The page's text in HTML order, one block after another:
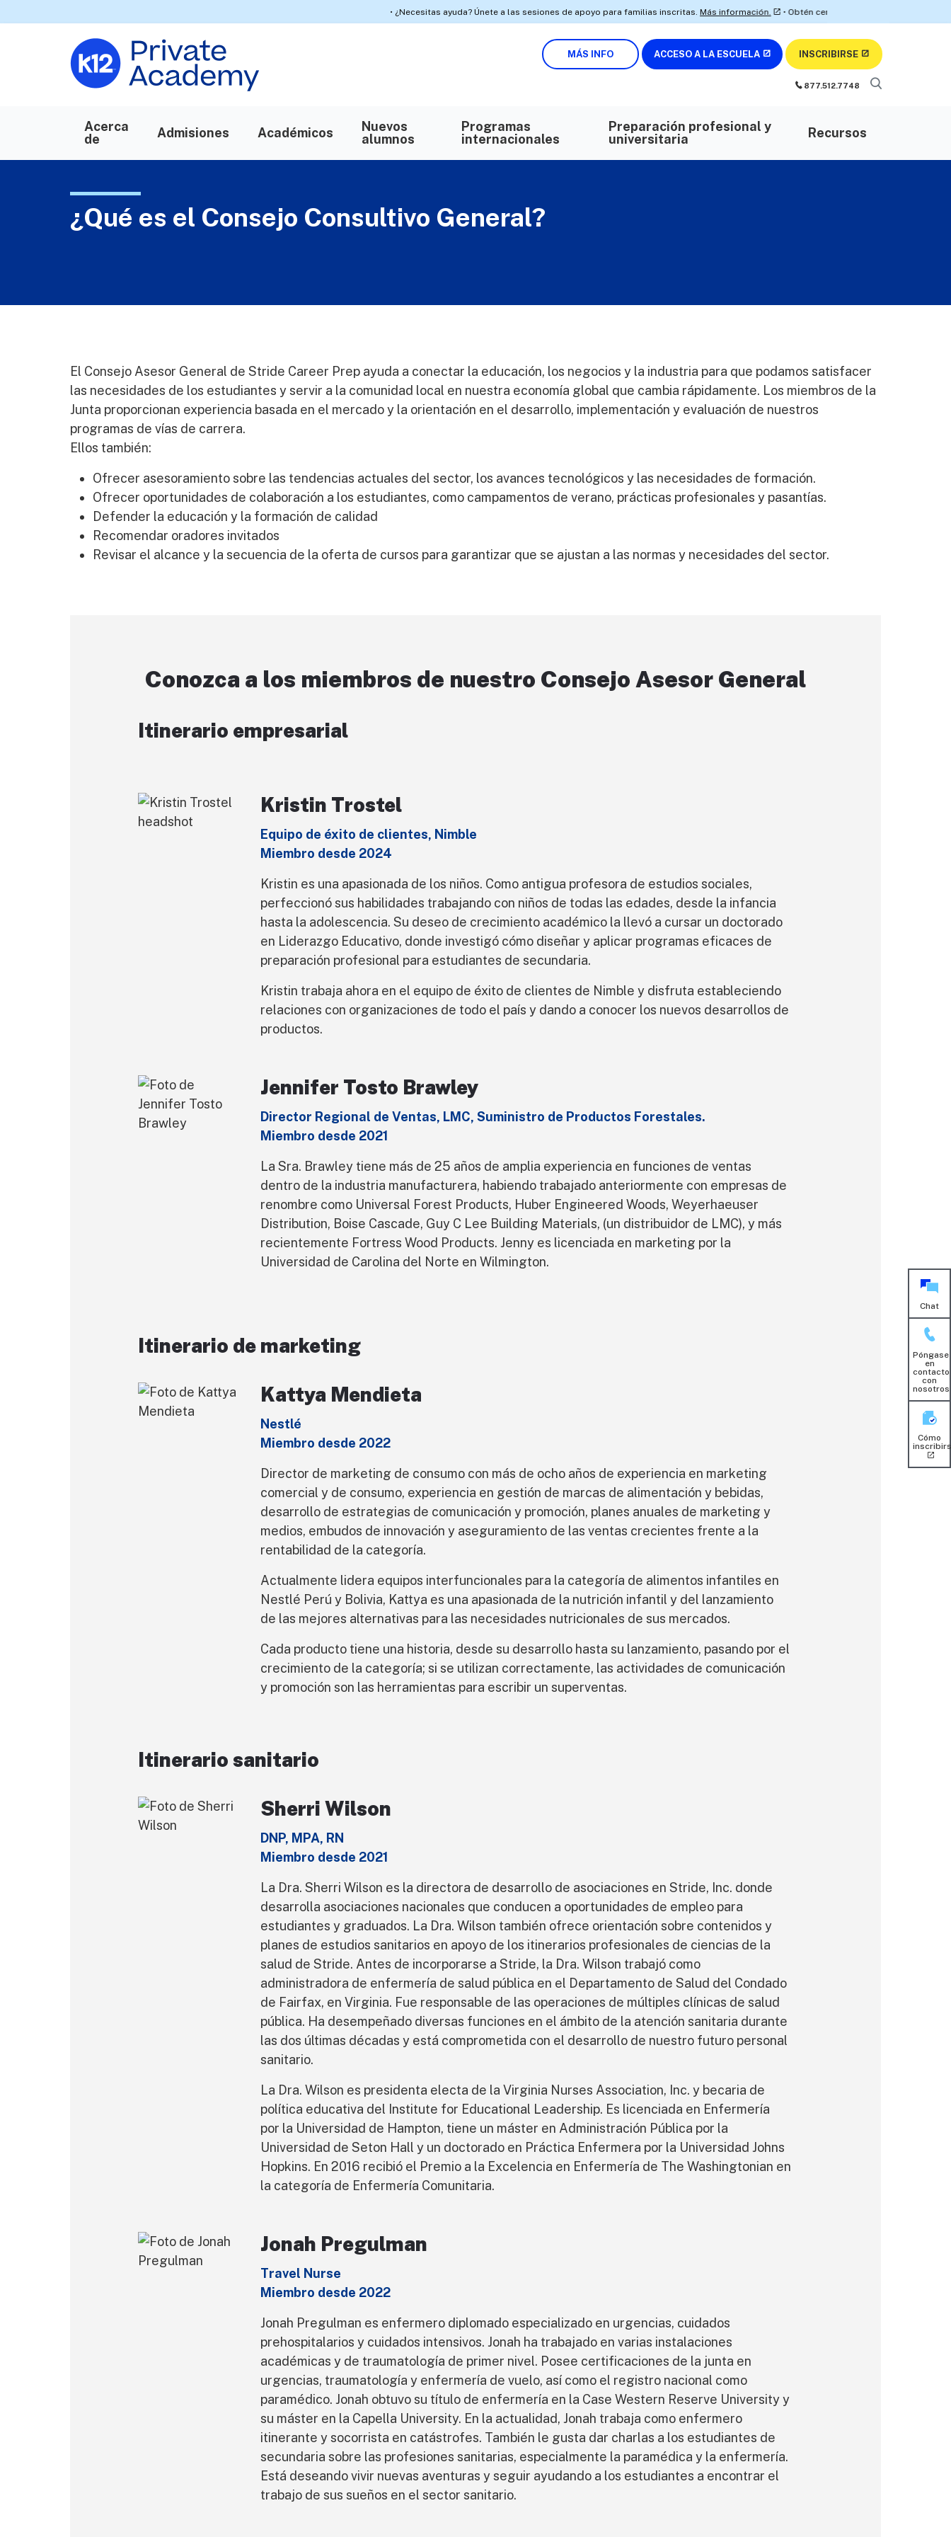
• ¿Necesitas ayuda? Únete a las sesiones de apoyo para familias inscritas.Más información. • Obtén certificaciones de AWS con nuestros
MÁS INFO ACCESO A LA ESCUELA INSCRIBIRSE
877.512.7748
Acerca
de
Admisiones Académicos
Nuevos
alumnos
Programas
internacionales
Preparación profesional y
universitaria
Recursos
¿Qué es el Consejo Consultivo General?
El Consejo Asesor General de Stride Career Prep ayuda a conectar la educación, los negocios y la industria para que podamos satisfacer
las necesidades de los estudiantes y servir a la comunidad local en nuestra economía global que cambia rápidamente. Los miembros de la
Junta proporcionan experiencia basada en el mercado y la orientación en el desarrollo, implementación y evaluación de nuestros
programas de vías de carrera.
Ellos también:
Ofrecer asesoramiento sobre las tendencias actuales del sector, los avances tecnológicos y las necesidades de formación.
Ofrecer oportunidades de colaboración a los estudiantes, como campamentos de verano, prácticas profesionales y pasantías.
Defender la educación y la formación de calidad
Recomendar oradores invitados
Revisar el alcance y la secuencia de la oferta de cursos para garantizar que se ajustan a las normas y necesidades del sector.
Conozca a los miembros de nuestro Consejo Asesor General
Itinerario empresarial
Kristin Trostel
Equipo de éxito de clientes, Nimble
Miembro desde 2024
Kristin es una apasionada de los niños. Como antigua profesora de estudios sociales,
perfeccionó sus habilidades trabajando con niños de todas las edades, desde la infancia
hasta la adolescencia. Su deseo de crecimiento académico la llevó a cursar un doctorado
en Liderazgo Educativo, donde investigó cómo diseñar y aplicar programas eficaces de
preparación profesional para estudiantes de secundaria.
Kristin trabaja ahora en el equipo de éxito de clientes de Nimble y disfruta estableciendo
relaciones con organizaciones de todo el país y dando a conocer los nuevos desarrollos de
productos.
Jennifer Tosto Brawley
Director Regional de Ventas, LMC, Suministro de Productos Forestales.
Miembro desde 2021
La Sra. Brawley tiene más de 25 años de amplia experiencia en funciones de ventas
dentro de la industria manufacturera, habiendo trabajado anteriormente con empresas de
renombre como Universal Forest Products, Huber Engineered Woods, Weyerhaeuser
Distribution, Boise Cascade, Guy C Lee Building Materials, (un distribuidor de LMC), y más
recientemente Fortress Wood Products. Jenny es licenciada en marketing por la
Universidad de Carolina del Norte en Wilmington.
Itinerario de marketing
Kattya Mendieta
Nestlé
Miembro desde 2022
Director de marketing de consumo con más de ocho años de experiencia en marketing
comercial y de consumo, experiencia en gestión de marcas de alimentación y bebidas,
desarrollo de estrategias de comunicación y promoción, planes anuales de marketing y
medios, embudos de innovación y aseguramiento de las ventas crecientes frente a la
rentabilidad de la categoría.
Actualmente lidera equipos interfuncionales para la categoría de alimentos infantiles en
Nestlé Perú y Bolivia, Kattya es una apasionada de la nutrición infantil y del lanzamiento
de las mejores alternativas para las necesidades nutricionales de sus mercados.
Cada producto tiene una historia, desde su desarrollo hasta su lanzamiento, pasando por el
crecimiento de la categoría; si se utilizan correctamente, las actividades de comunicación
y promoción son las herramientas para escribir un superventas.
Itinerario sanitario
Sherri Wilson
DNP, MPA, RN
Miembro desde 2021
La Dra. Sherri Wilson es la directora de desarrollo de asociaciones en Stride, Inc. donde
desarrolla asociaciones nacionales que conducen a oportunidades de empleo para
estudiantes y graduados. La Dra. Wilson también ofrece orientación sobre contenidos y
planes de estudios sanitarios en apoyo de los itinerarios profesionales de ciencias de la
salud de Stride. Antes de incorporarse a Stride, la Dra. Wilson trabajó como
administradora de enfermería de salud pública en el Departamento de Salud del Condado
de Fairfax, en Virginia. Fue responsable de las operaciones de múltiples clínicas de salud
pública. Ha desempeñado diversas funciones en el ámbito de la atención sanitaria durante
las dos últimas décadas y está comprometida con el desarrollo de nuestro futuro personal
sanitario.
La Dra. Wilson es presidenta electa de la Virginia Nurses Association, Inc. y becaria de
política educativa del Institute for Educational Leadership. Es licenciada en Enfermería
por la Universidad de Hampton, tiene un máster en Administración Pública por la
Universidad de Seton Hall y un doctorado en Práctica Enfermera por la Universidad Johns
Hopkins. En 2016 recibió el Premio a la Excelencia en Enfermería de The Washingtonian en
la categoría de Enfermería Comunitaria.
Jonah Pregulman
Travel Nurse
Miembro desde 2022
Jonah Pregulman es enfermero diplomado especializado en urgencias, cuidados
prehospitalarios y cuidados intensivos. Jonah ha trabajado en varias instalaciones
académicas y de traumatología de primer nivel. Posee certificaciones de la junta en
urgencias, traumatología y enfermería de vuelo, así como el registro nacional como
paramédico. Jonah obtuvo su título de enfermería en la Case Western Reserve University y
su máster en la Capella University. En la actualidad, Jonah trabaja como enfermero
itinerante y socorrista en catástrofes. También le gusta dar charlas a los estudiantes de
secundaria sobre las profesiones sanitarias, especialmente la paramédica y la enfermería.
Está deseando vivir nuevas aventuras y seguir ayudando a los estudiantes a encontrar el
trabajo de sus sueños en el sector sanitario.
Chat
Póngase
en
contacto
con
nosotros
Cómo